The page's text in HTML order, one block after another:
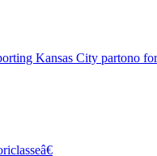
Kansas City partono